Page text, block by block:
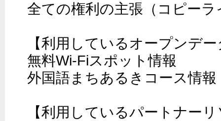
全ての権利の主張（コピーラ
【利用しているオープンデ
無料Wi-Fiスポット情報
外国語まちあるきコース情報
【利用しているパートナー